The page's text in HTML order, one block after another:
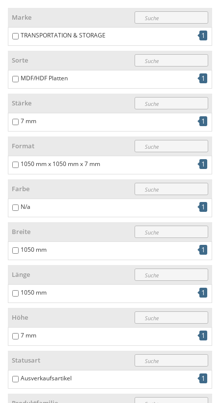
Marke
TRANSPORTATION & STORAGE 1
Sorte
MDF/HDF Platten 1
Stärke
7 mm 1
Format
1050 mm x 1050 mm x 7 mm 1
Farbe
N/a 1
Breite
1050 mm 1
Länge
1050 mm 1
Höhe
7 mm 1
Statusart
Ausverkaufsartikel 1